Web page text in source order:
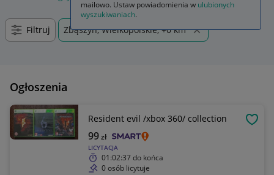
Filtruj Zbąszyń, Wielkopolskie, +0 km
Ogłoszenia
Resident evil /xbox 360/ collection
LICYTACJA
99zł
01:02:37do końca
0 osób licytuje
mailowo. Ustaw powiadomienia w ulubionych
wyszukiwaniach.